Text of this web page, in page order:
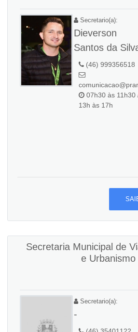
Secretario(a):
Dieverson
Santos da
(46) 999356518
07h30 às 11h30
13h às 17h
Secretaria Municipal de
e Urbanismo
Secretario(a):
-